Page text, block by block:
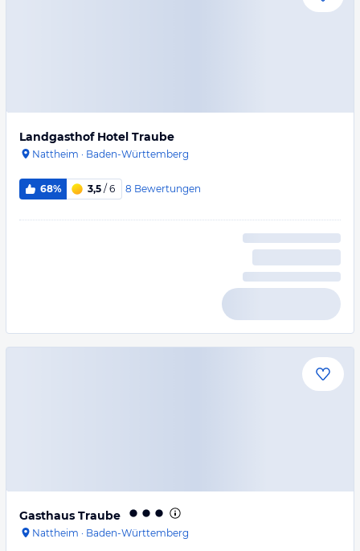
Landgasthof Hotel Traube
Nattheim · Baden-Württemberg
68% 3,5 / 6 8 Bewertungen
Gasthaus Traube
Nattheim · Baden-Württemberg